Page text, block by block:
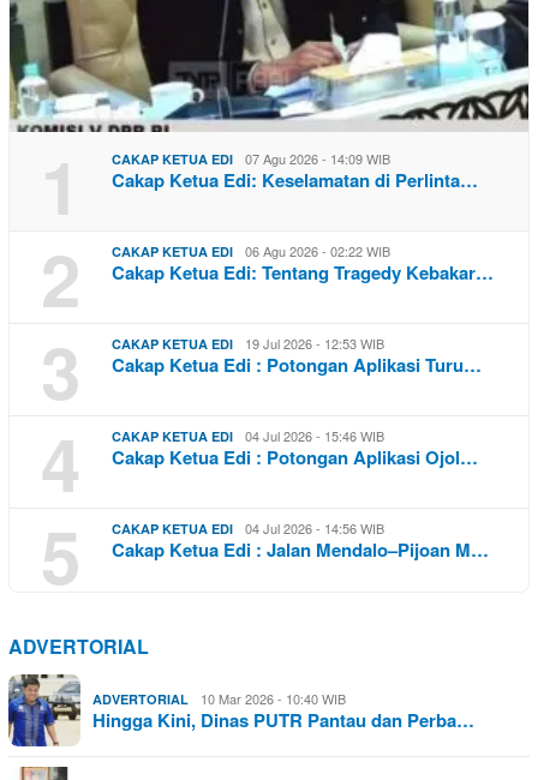
1 CAKAP KETUA EDI 07 Agu 2026 - 14:09 WIB
Cakap Ketua Edi: Keselamatan di Perlinta…
2 CAKAP KETUA EDI 06 Agu 2026 - 02:22 WIB
Cakap Ketua Edi: Tentang Tragedy Kebakar…
3 CAKAP KETUA EDI 19 Jul 2026 - 12:53 WIB
Cakap Ketua Edi : Potongan Aplikasi Turu…
4 CAKAP KETUA EDI 04 Jul 2026 - 15:46 WIB
Cakap Ketua Edi : Potongan Aplikasi Ojol…
5 CAKAP KETUA EDI 04 Jul 2026 - 14:56 WIB
Cakap Ketua Edi : Jalan Mendalo–Pijoan M…
ADVERTORIAL
ADVERTORIAL 10 Mar 2026 - 10:40 WIB
Hingga Kini, Dinas PUTR Pantau dan Perba…